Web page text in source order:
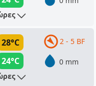
28°C
24°C
2 - 5 BF
0 mm